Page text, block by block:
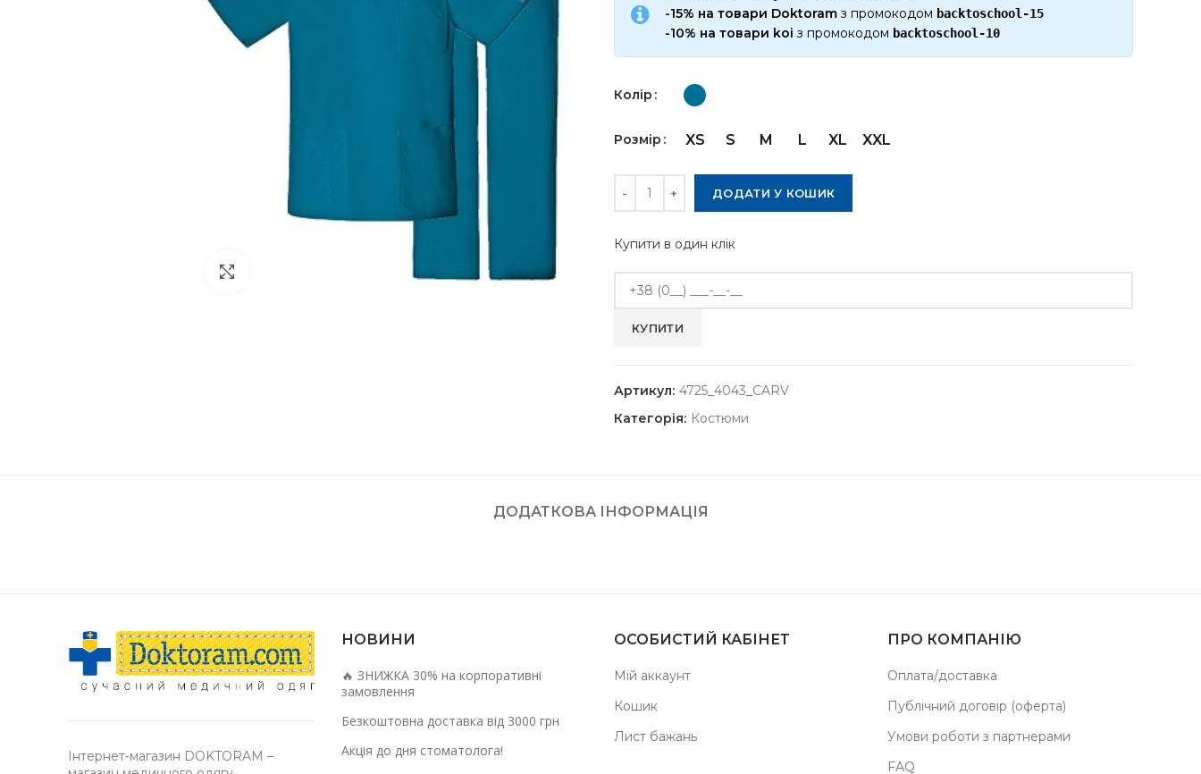
-15% на товари Doktoram з промокодом backtoschool-15
-10% на товари koi з промокодом backtoschool-10
Колір
Розмір XS S M L XL XXL
ДОДАТИ У КОШИК
Купити в один клік
Артикул: 4725_4043_CARV
Категорія: Костюми
ДОДАТКОВА ІНФОРМАЦІЯ
Інтернет-магазин DOKTORAM –
НОВИНИ
🔥 ЗНИЖКА 30% на корпоративні
замовлення
Безкоштовна доставка від 3000 грн
Акція до дня стоматолога!
ОСОБИСТИЙ КАБІНЕТ
Мій аккаунт
Кошик
Лист бажань
ПРО КОМПАНІЮ
Оплата/доставка
Публічний договір (оферта)
Умови роботи з партнерами
FAQ